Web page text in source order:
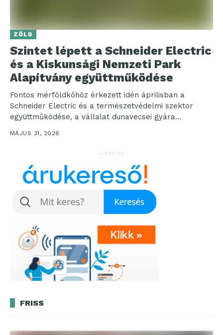
ZÖLD
Szintet lépett a Schneider Electric
és a Kiskunsági Nemzeti Park
Alapítvány együttműködése
Fontos mérföldkőhöz érkezett idén áprilisban a
Schneider Electric és a természetvédelmi szektor
együttműködése, a vállalat dunavecsei gyára
környezeti neveléshez kapcsolódó programokhoz nyújt
MÁJUS 31, 2026
HIRDETÉS
FRISS